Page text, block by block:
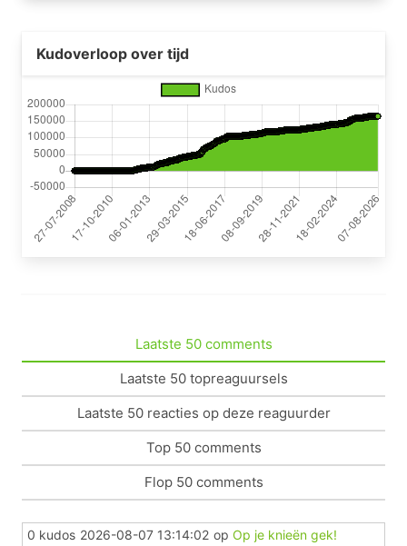
Kudoverloop over tijd
Laatste 50 comments
Laatste 50 topreaguursels
Laatste 50 reacties op deze reaguurder
Top 50 comments
Flop 50 comments
0 kudos 2026-08-07 13:14:02 op Op je knieën gek!